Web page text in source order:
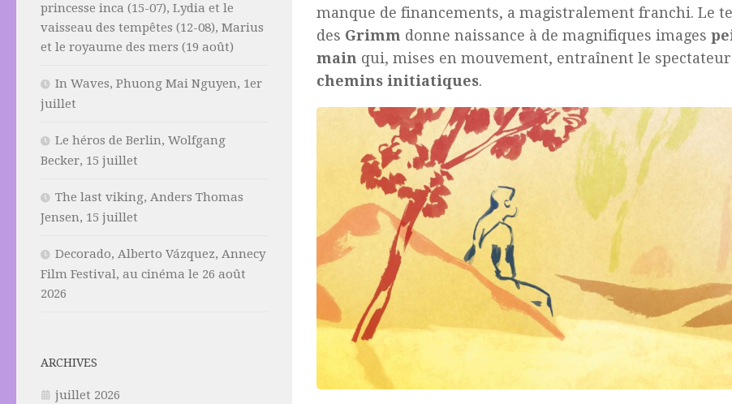
manque de financements, a magistralement franchi. Le
des Grimm donne naissance à de magnifiques images
main qui, mises en mouvement, entraînent le
chemins initiatiques.
princesse inca (15-07), Lydia et le
vaisseau des tempêtes (12-08), Marius
et le royaume des mers (19 août)
In Waves, Phuong Mai Nguyen, 1er
juillet
Le héros de Berlin, Wolfgang
Becker, 15 juillet
The last viking, Anders Thomas
Jensen, 15 juillet
Decorado, Alberto Vázquez, Annecy
Film Festival, au cinéma le 26 août
2026
ARCHIVES
juillet 2026